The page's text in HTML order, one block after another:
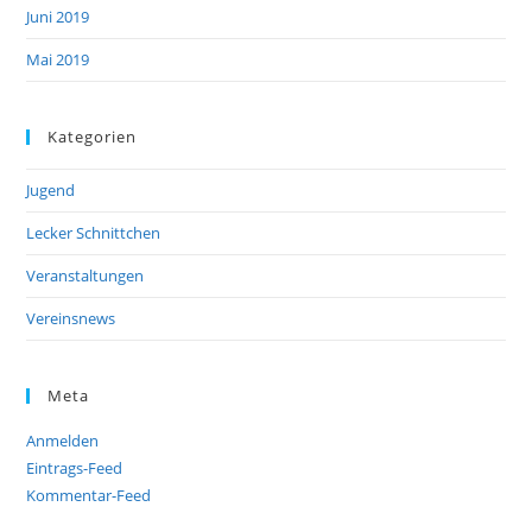
Juni 2019
Mai 2019
Kategorien
Jugend
Lecker Schnittchen
Veranstaltungen
Vereinsnews
Meta
Anmelden
Eintrags-Feed
Kommentar-Feed